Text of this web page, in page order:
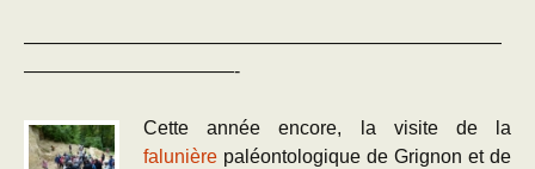
—————————————————————————
———————————-
Cette année encore, la visite de la
falunière paléontologique de Grignon et de